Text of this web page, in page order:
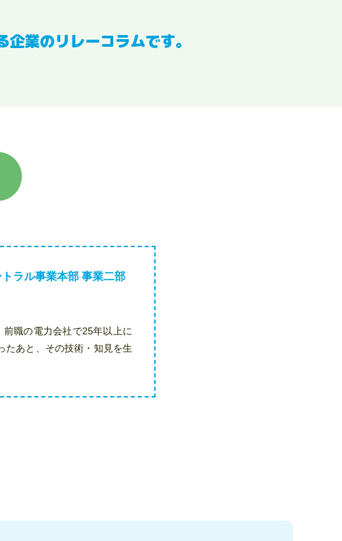
業のリレーコラムです。
ラル事業本部 事業二部
職の電力会社で25年以上に
たあと、その技術・知見を生